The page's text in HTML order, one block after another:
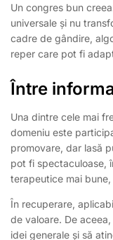
Un congres bun
universale și nu
cadre de gândire,
reper care pot fi
Între
Una dintre cele mai
domeniu este
promovare, dar lasă
pot fi spectaculoase,
terapeutice mai
În recuperare,
de valoare. De
idei generale și să